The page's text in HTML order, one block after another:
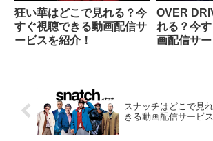
狂い華はどこで見れる？今
すぐ視聴できる動画配信サ
ービスを紹介！
OVER
れる？今
画配信サー
スナッチはどこで見
きる動画配信サービ